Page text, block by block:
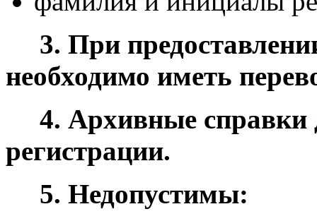
3. При
необходимо иметь
4. Архивные
регистрации.
5. Недопустимы: